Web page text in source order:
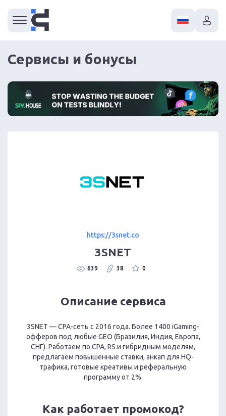
Сервисы и бонусы
https://3snet.co
3SNET
639 38 0
Описание сервиса
3SNET — CPA-сеть с 2016 года. Более 1400 iGaming-
офферов под любые GEO (Бразилия, Индия, Европа,
СНГ). Работаем по CPA, RS и гибридным моделям,
предлагаем повышенные ставки, анкап для HQ-
трафика, готовые креативы и реферальную
программу от 2%.
Как работает промокод?